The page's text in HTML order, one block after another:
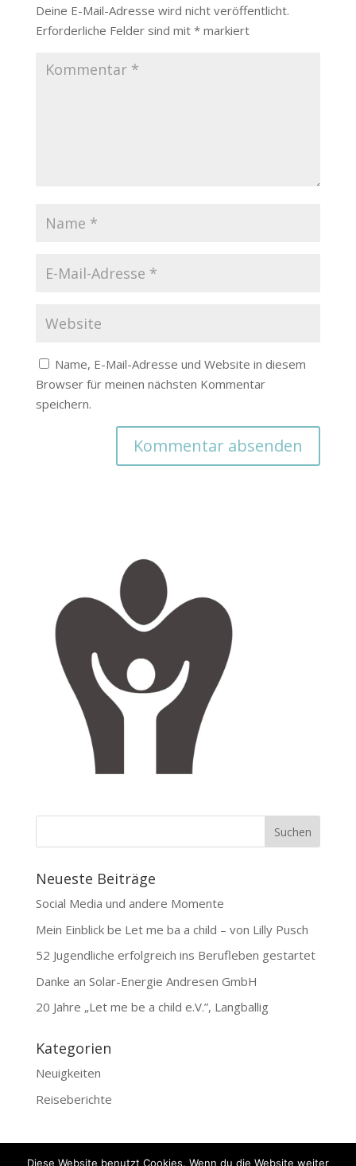
Deine E-Mail-Adresse wird nicht veröffentlicht.
Erforderliche Felder sind mit *markiert
Name, E-Mail-Adresse und Website in diesem
Browser für meinen nächsten Kommentar
speichern.
Neueste Beiträge
Social Media und andere Momente
Mein Einblick be Let me ba a child – von Lilly Pusch
52 Jugendliche erfolgreich ins Berufleben gestartet
Danke an Solar-Energie Andresen GmbH
20 Jahre „Let me be a child e.V.”, Langballig
Kategorien
Neuigkeiten
Reiseberichte
Diese Website benutzt Cookies. Wenn du die Website weiter